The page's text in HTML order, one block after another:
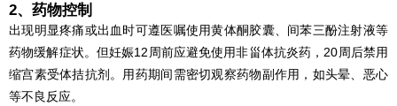
2、药物控制
出现明显疼痛或出血时可遵医嘱使用黄体酮胶囊、间苯三酚注射液等
药物缓解症状。但妊娠12周前应避免使用非甾体抗炎药，20周后禁用
缩宫素受体拮抗剂。用药期间需密切观察药物副作用，如头晕、恶心
等不良反应。